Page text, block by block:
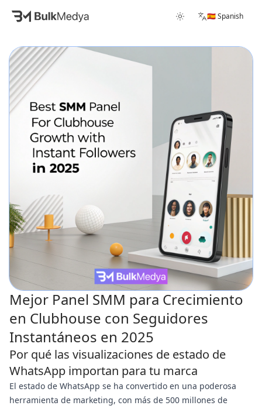
🇪🇸 Spanish
Mejor Panel SMM para Crecimiento
en Clubhouse con Seguidores
Instantáneos en 2025
Por qué las visualizaciones de estado de
WhatsApp importan para tu marca
El estado de WhatsApp se ha convertido en una poderosa
herramienta de marketing, con más de 500 millones de